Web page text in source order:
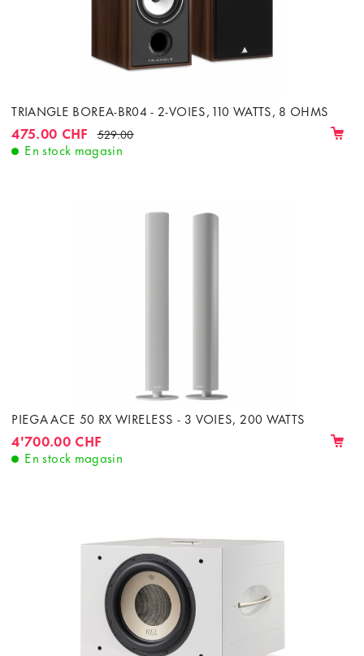
TRIANGLE BOREA-BR04 - 2-VOIES, 110 WATTS, 8 OHMS
475.00 CHF 529.00
En stock magasin
PIEGA ACE 50 RX WIRELESS - 3 VOIES, 200 WATTS
4'700.00 CHF
En stock magasin